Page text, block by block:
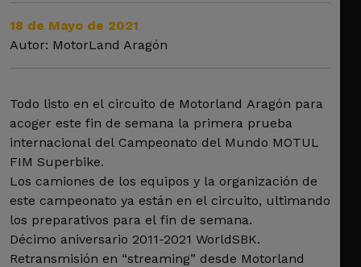
18 de Mayo de 2021
Autor: MotorLand Aragón
Todo listo en el circuito de Motorland Aragón para
acoger este fin de semana la primera prueba
internacional del Campeonato del Mundo MOTUL
FIM Superbike.
Los camiones de los equipos y la organización de
este campeonato ya están en el circuito, ultimando
los preparativos para el fin de semana.
Décimo aniversario 2011-2021 WorldSBK.
Retransmisión en “streaming” desde Motorland